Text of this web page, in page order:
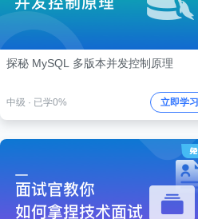
探秘 MySQL 多版本并发控制原理
中级 · 已学0% 立即学习